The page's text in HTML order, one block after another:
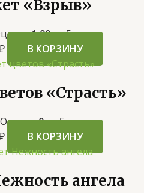
«Взрыв»
1.00из 5
₽ В КОРЗИНУ
«Страсть»
Оценка0из 5
₽ В КОРЗИНУ
ангела